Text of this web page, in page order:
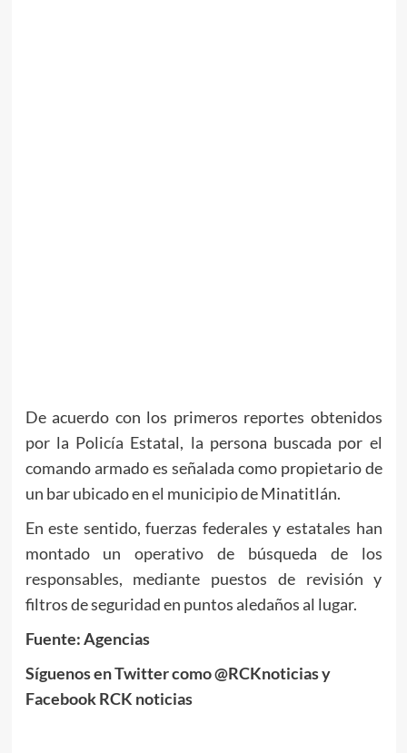
De acuerdo con los primeros reportes obtenidos
por la Policía Estatal, la persona buscada por el
comando armado es señalada como propietario de
un bar ubicado en el municipio de Minatitlán.
En este sentido, fuerzas federales y estatales han
montado un operativo de búsqueda de los
responsables, mediante puestos de revisión y
filtros de seguridad en puntos aledaños al lugar.
Fuente: Agencias
Síguenos en Twitter como @RCKnoticias y
Facebook RCK noticias